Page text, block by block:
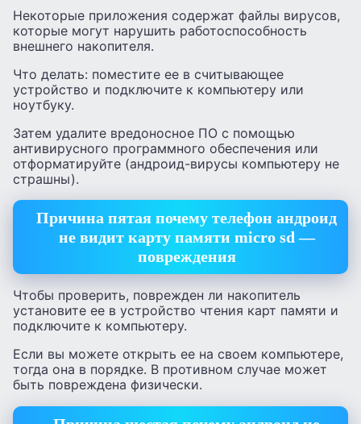
Некоторые приложения содержат файлы вирусов,
которые могут нарушить работоспособность
внешнего накопителя.
Что делать: поместите ее в считывающее
устройство и подключите к компьютеру или
ноутбуку.
Затем удалите вредоносное ПО с помощью
антивирусного программного обеспечения или
отформатируйте (андроид-вирусы компьютеру не
страшны).
Причина пятая почему телефон андроид
не видит карту памяти micro sd —
повреждения
Чтобы проверить, поврежден ли накопитель
установите ее в устройство чтения карт памяти и
подключите к компьютеру.
Если вы можете открыть ее на своем компьютере,
тогда она в порядке. В противном случае может
быть повреждена физически.